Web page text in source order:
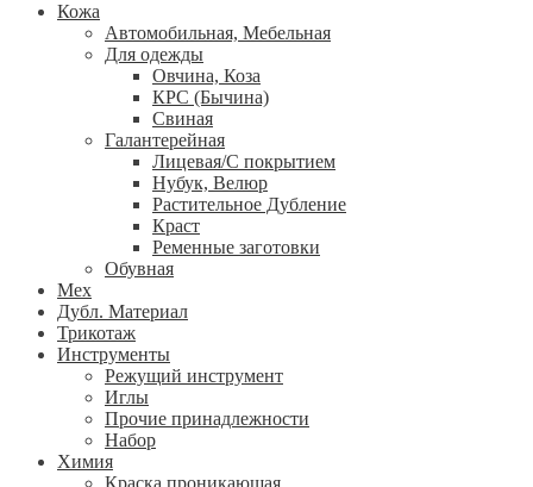
Кожа
Автомобильная, Мебельная
Для одежды
Овчина, Коза
КРС (Бычина)
Свиная
Галантерейная
Лицевая/С покрытием
Нубук, Велюр
Растительное Дубление
Краст
Ременные заготовки
Обувная
Мех
Дубл. Материал
Трикотаж
Инструменты
Режущий инструмент
Иглы
Прочие принадлежности
Набор
Химия
Краска проникающая